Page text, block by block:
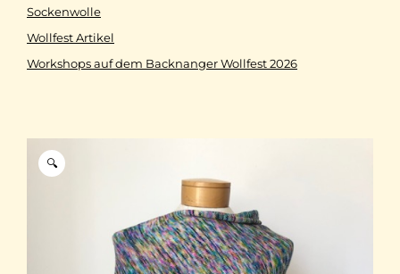
🔍
Sockenwolle
Wollfest Artikel
Workshops auf dem Backnanger Wollfest 2026